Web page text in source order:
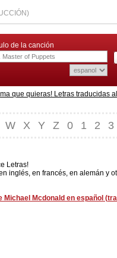
de la canción
que quieras! Letras traducidas
W X Y Z 0 1 2 3
Letras!
inglés, en francés, en alemán y
Michael Mcdonald en español